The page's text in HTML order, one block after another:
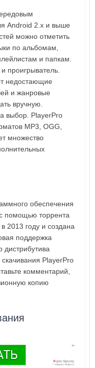
Android 2.x и выше
можно отметить
по альбомам,
и папкам.
проигрыватель.
недостающие
и жанровые
вручную.
выбор. PlayerPro
MP3, OGG,
множество
обеспечения
помощью торрента
2013 году и создана
поддержка
дистрибутива
PlayerPro
комментарий,
копию